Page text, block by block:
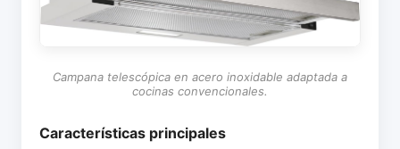
Campana telescópica en acero inoxidable adaptada a
cocinas convencionales.
Características principales